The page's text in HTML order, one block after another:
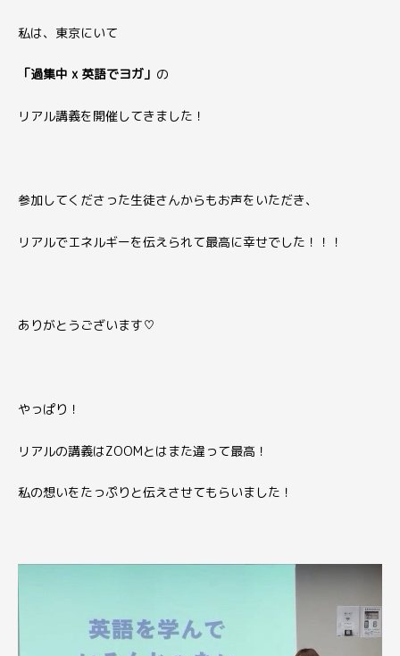
私は、東京にいて
「過集中 x 英語でヨガ」 の
リアル講義を開催してきました！
参加してくださった生徒さんからもお声をいただき、
リアルでエネルギーを伝えられて最高に幸せでした！！！
ありがとうございます♡
やっぱり！
リアルの講義はZOOMとはまた違って最高！
私の想いをたっぷりと伝えさせてもらいました！